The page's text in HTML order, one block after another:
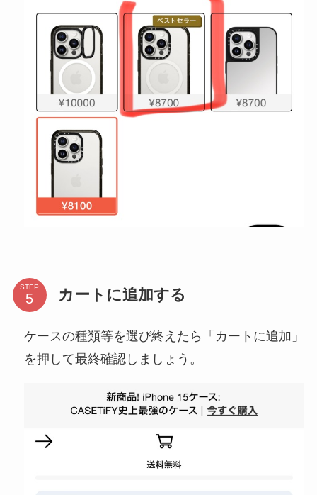
STEP カートに追加する
ケースの種類等を選び終えたら「カートに追加」
を押して最終確認しましょう。